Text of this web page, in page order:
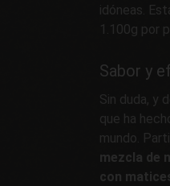
idóneas.
1.100g por
Sabor y
Sin duda, y
que ha
mundo.
mezcla de
con